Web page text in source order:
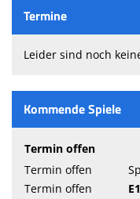
Termine
Leider sind noch
Kommende Spiele
Termin offen
Termin offen
Termin offen